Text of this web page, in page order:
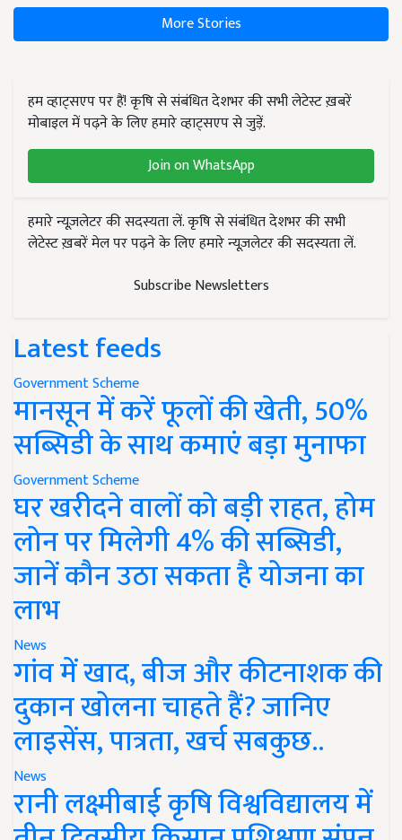
More Stories
हम व्हाट्सएप पर हैं! कृषि से संबंधित देशभर की सभी लेटेस्ट ख़बरें
मोबाइल में पढ़ने के लिए हमारे व्हाट्सएप से जुड़ें.
Join on WhatsApp
हमारे न्यूज़लेटर की सदस्यता लें. कृषि से संबंधित देशभर की सभी
लेटेस्ट ख़बरें मेल पर पढ़ने के लिए हमारे न्यूज़लेटर की सदस्यता लें.
Subscribe Newsletters
Latest feeds
Government Scheme
मानसून में करें फूलों की खेती, 50%
सब्सिडी के साथ कमाएं बड़ा मुनाफा
Government Scheme
घर खरीदने वालों को बड़ी राहत, होम
लोन पर मिलेगी 4% की सब्सिडी,
जानें कौन उठा सकता है योजना का
लाभ
News
गांव में खाद, बीज और कीटनाशक की
दुकान खोलना चाहते हैं? जानिए
लाइसेंस, पात्रता, खर्च सबकुछ..
News
रानी लक्ष्मीबाई कृषि विश्वविद्यालय में